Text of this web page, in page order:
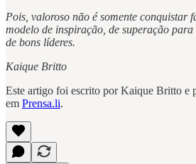
Pois, valoroso não é somente conquistar
modelo de inspiração, de superação
de bons líderes.
Kaique Britto
Este artigo foi escrito por Kaique Britto e
em Prensa.li.